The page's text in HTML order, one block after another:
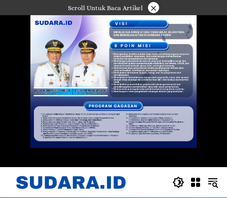
ke
Scroll Untuk Baca Artikel ×